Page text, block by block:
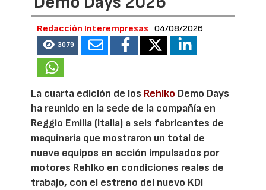
Redacción Interempresas 04/08/2026
3079
La cuarta edición de los Rehlko Demo Days
ha reunido en la sede de la compañía en
Reggio Emilia (Italia) a seis fabricantes de
maquinaria que mostraron un total de
nueve equipos en acción impulsados por
motores Rehlko en condiciones reales de
trabajo, con el estreno del nuevo KDI